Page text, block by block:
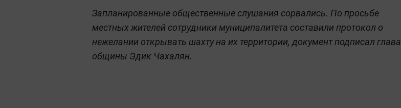
Запланированные общественные слушания сорвались. По просьбе
местных жителей сотрудники муниципалитета составили протокол о
нежелании открывать шахту на их территории, документ подписал глава
общины Эдик Чахалян.